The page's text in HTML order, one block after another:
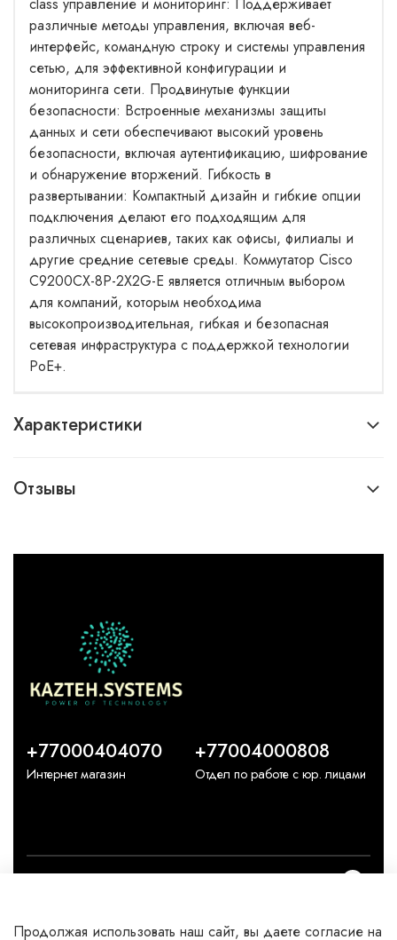
различные методы управления, включая веб-
интерфейс, командную строку и системы управления
сетью, для эффективной конфигурации и
мониторинга сети. Продвинутые функции
безопасности: Встроенные механизмы защиты
данных и сети обеспечивают высокий уровень
безопасности, включая аутентификацию, шифрование
и обнаружение вторжений. Гибкость в
развертывании: Компактный дизайн и гибкие опции
подключения делают его подходящим для
различных сценариев, таких как офисы, филиалы и
другие средние сетевые среды. Коммутатор Cisco
C9200CX-8P-2X2G-E является отличным выбором
для компаний, которым необходима
высокопроизводительная, гибкая и безопасная
сетевая инфраструктура с поддержкой технологии
PoE+.
Характеристики
Отзывы
Каталог
+77000404070
Интернет магазин
+77004000808
Отдел по работе с юр. лицами
Продолжая использовать наш сайт, вы даете согласие на